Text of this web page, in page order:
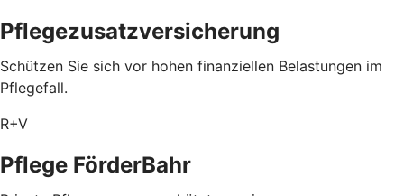
Pflegezusatz­versicherung
Schützen Sie sich vor hohen finanziellen Belastungen im
Pflegefall.
R+V
Pflege FörderBahr